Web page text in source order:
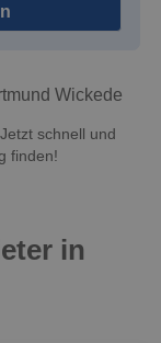
Wickede
schnell und
finden!
in